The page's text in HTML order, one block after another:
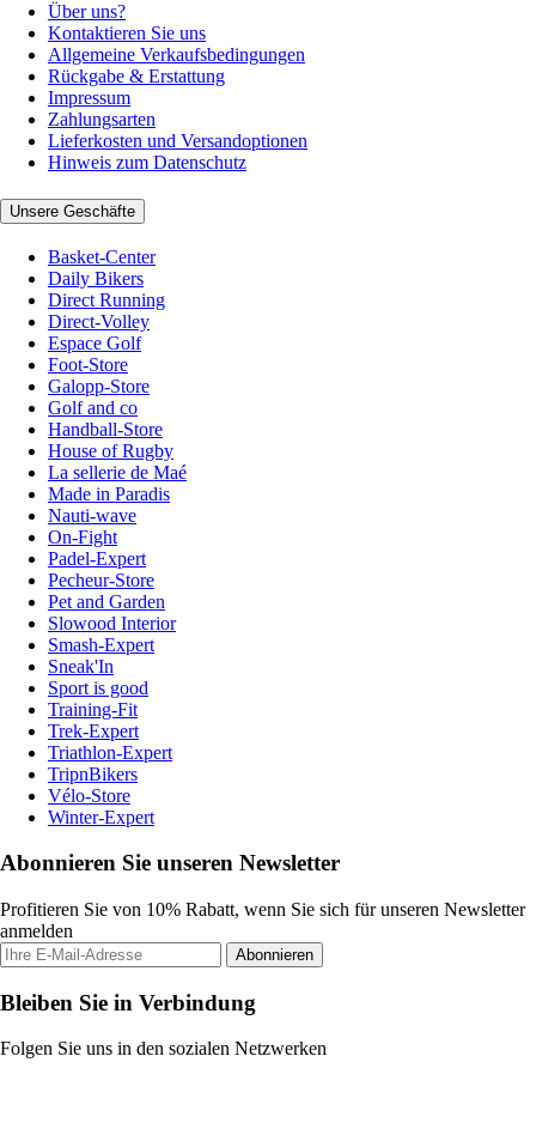
Über uns?
Kontaktieren Sie uns
Allgemeine Verkaufsbedingungen
Rückgabe & Erstattung
Impressum
Zahlungsarten
Lieferkosten und Versandoptionen
Hinweis zum Datenschutz
Unsere Geschäfte
Basket-Center
Daily Bikers
Direct Running
Direct-Volley
Espace Golf
Foot-Store
Galopp-Store
Golf and co
Handball-Store
House of Rugby
La sellerie de Maé
Made in Paradis
Nauti-wave
On-Fight
Padel-Expert
Pecheur-Store
Pet and Garden
Slowood Interior
Smash-Expert
Sneak'In
Sport is good
Training-Fit
Trek-Expert
Triathlon-Expert
TripnBikers
Vélo-Store
Winter-Expert
Abonnieren Sie unseren Newsletter
Profitieren Sie von 10% Rabatt, wenn Sie sich für unseren Newsletter
anmelden
Abonnieren
Bleiben Sie in Verbindung
Folgen Sie uns in den sozialen Netzwerken